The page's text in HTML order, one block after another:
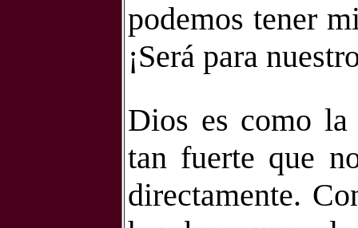
podemos tener
¡Será para
Dios es como
tan fuerte que
directamente.